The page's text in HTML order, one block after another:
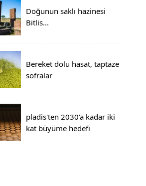
Doğunun saklı hazinesi
Bitlis...
Bereket dolu hasat, taptaze
sofralar
pladis'ten 2030'a kadar iki
kat büyüme hedefi